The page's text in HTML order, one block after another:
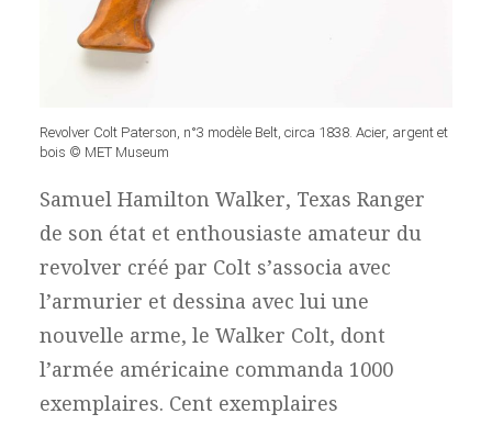
Revolver Colt Paterson, n°3 modèle Belt, circa 1838. Acier, argent et
bois © MET Museum
Samuel Hamilton Walker, Texas Ranger
de son état et enthousiaste amateur du
revolver créé par Colt s’associa avec
l’armurier et dessina avec lui une
nouvelle arme, le Walker Colt, dont
l’armée américaine commanda 1000
exemplaires. Cent exemplaires